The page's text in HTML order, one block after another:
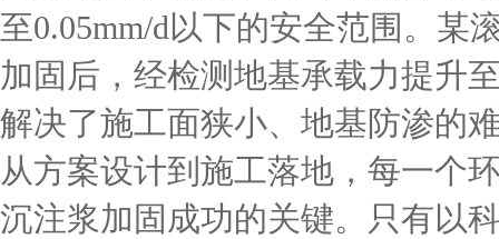
至0.05mm/d以下的安全范围。某
加固后，经检测地基承载力提升
解决了施工面狭小、地基防渗的
从方案设计到施工落地，每一个
沉注浆加固成功的关键。只有以